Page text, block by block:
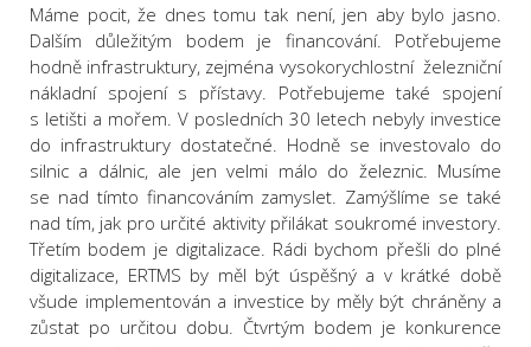
Máme pocit, že dnes tomu tak není, jen aby bylo jasno.
Dalším důležitým bodem je financování. Potřebujeme
hodně infrastruktury, zejména vysokorychlostní železniční
nákladní spojení s přístavy. Potřebujeme také spojení
s letišti a mořem. V posledních 30 letech nebyly investice
do infrastruktury dostatečné. Hodně se investovalo do
silnic a dálnic, ale jen velmi málo do železnic. Musíme
se nad tímto financováním zamyslet. Zamýšlíme se také
nad tím, jak pro určité aktivity přilákat soukromé investory.
Třetím bodem je digitalizace. Rádi bychom přešli do plné
digitalizace, ERTMS by měl být úspěšný a v krátké době
všude implementován a investice by měly být chráněny a
zůstat po určitou dobu. Čtvrtým bodem je konkurence